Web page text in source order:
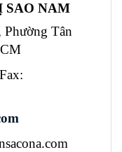
SAO NAM
Tân